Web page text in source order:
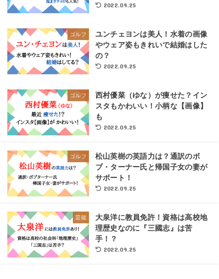
2022.09.25
ゴルフ
ユンチェヨンは美人！水着の画像
やウェア姿もきれいで結婚はした
の？
2022.09.25
ゴルフ
西村優菜（ゆな）が痩せた？イン
スタもかわいい！小柄な【画像】
も
2022.09.25
ゴルフ
松山英樹の英語力は？通訳のボ
ブ・ターナー氏と帰国子女の妻が
サポート！
2022.09.25
芸能
大泉洋に教員免許！資格は高校地
理歴史なのに『三國志』は苦
手！？
2022.09.25